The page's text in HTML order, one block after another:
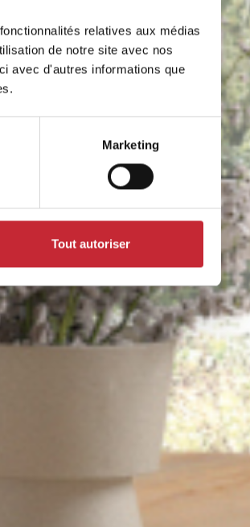
relatives aux médias
de notre site avec nos
avec d'autres informations que
Marketing
Tout autoriser